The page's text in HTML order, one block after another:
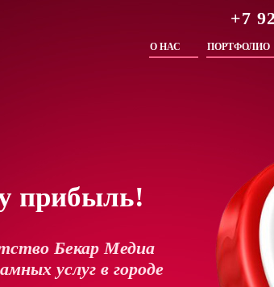
+7
О НАС ПОРТФОЛИО
прибыль!
Бекар Медиа
услуг в городе